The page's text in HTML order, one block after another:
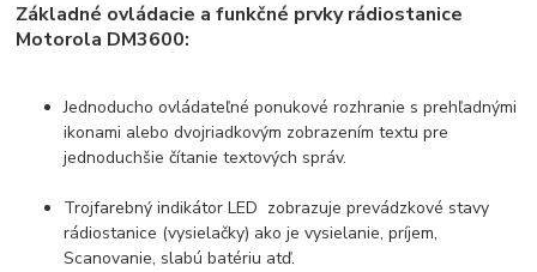
Základné ovládacie a funkčné prvky rádiostanice
Motorola DM3600:
Jednoducho ovládateľné ponukové rozhranie s prehľadnými
ikonami alebo dvojriadkovým zobrazením textu pre
jednoduchšie čítanie textových správ.
Trojfarebný indikátor LED zobrazuje prevádzkové stavy
rádiostanice (vysielačky) ako je vysielanie, príjem,
Scanovanie, slabú batériu atď.